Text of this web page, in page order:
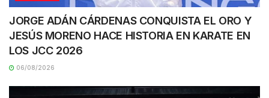
JORGE ADÁN CÁRDENAS CONQUISTA EL ORO Y
JESÚS MORENO HACE HISTORIA EN KARATE EN
LOS JCC 2026
06/08/2026